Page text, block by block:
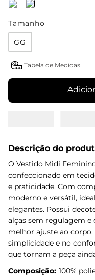
Tamanho
GG
Tabela de Medidas
Descrição do
O Vestido Midi
confeccionado em
e praticidade. Com
moderno e versátil,
elegantes. Possui
alças sem regulagem e
melhor ajuste ao
simplicidade e no
que tornam a peça
Composição: 100%